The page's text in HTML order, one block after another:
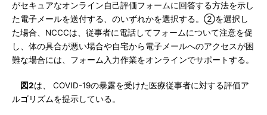
がセキュアなオンライン自己評価フォームに回答する方法を示し
た電子メールを送付する、のいずれかを選択する。②を選択し
た場合、NCCCは、従事者に電話してフォームについて注意を促
し、体の具合が悪い場合や自宅から電子メールへのアクセスが困
難な場合には、フォーム入力作業をオンラインでサポートする。
図2は、 COVID-19の暴露を受けた医療従事者に対する評価ア
ルゴリズムを提示している。